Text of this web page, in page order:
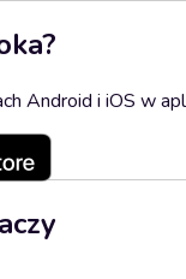
Android i iOS w